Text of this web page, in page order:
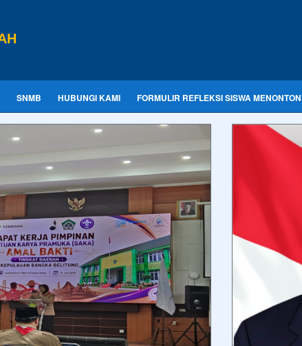
SNMB HUBUNGI KAMI FORMULIR REFLEKSI SISWA